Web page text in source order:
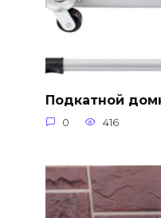
Подкатной
0 416